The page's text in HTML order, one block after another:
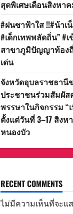
สุดพิเศษเดือนสิงหาค
#ฝนซาฟ้าใส !!#น้า
#เด็กเทพพลัดถิ่น” #
สาขาภูมิปัญญาท้อง
เด่น
จังหวัดอุบลราชธานี
ประชาชนร่วมสัมผัส
พรรษาในกิจกรรม “
ตั้งแต่วันที่ 3–17 สิง
หนองบัว
RECENT COMMENTS
ไม่มีความเห็นที่จะแ